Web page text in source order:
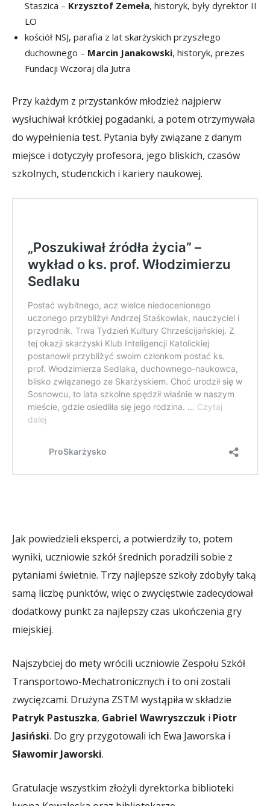
Staszica – Krzysztof Zemeła, historyk, były dyrektor II
LO
kościół NSJ, parafia z lat skarżyskich przyszłego
duchownego – Marcin Janakowski, historyk, prezes
Fundacji Wczoraj dla Jutra
Przy każdym z przystanków młodzież najpierw
wysłuchiwał krótkiej pogadanki, a potem otrzymywała
do wypełnienia test. Pytania były związane z danym
miejsce i dotyczyły profesora, jego bliskich, czasów
szkolnych, studenckich i kariery naukowej.
Jak powiedzieli eksperci, a potwierdziły to, potem
wyniki, uczniowie szkół średnich poradzili sobie z
pytaniami świetnie. Trzy najlepsze szkoły zdobyły taką
samą liczbę punktów, więc o zwycięstwie zadecydował
dodatkowy punkt za najlepszy czas ukończenia gry
miejskiej.
Najszybciej do mety wrócili uczniowie Zespołu Szkół
Transportowo-Mechatronicznych i to oni zostali
zwycięzcami. Drużyna ZSTM wystąpiła w składzie
Patryk Pastuszka, Gabriel Wawryszczuk i Piotr
Jasiński. Do gry przygotowali ich Ewa Jaworska i
Sławomir Jaworski.
Gratulacje wszystkim złożyli dyrektorka biblioteki